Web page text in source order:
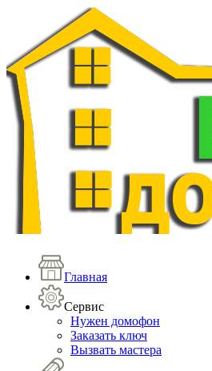
Главная
Сервис
Нужен домофон
Заказать ключ
Вызвать мастера